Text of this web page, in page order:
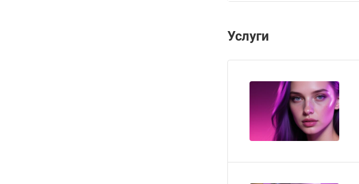
Услуги